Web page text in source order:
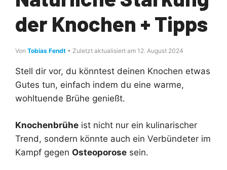
der Knochen + Tipps
Von Tobias Fendt • Zuletzt aktualisiert am 12. August 2024
Stell dir vor, du könntest deinen Knochen etwas
Gutes tun, einfach indem du eine warme,
wohltuende Brühe genießt.
Knochenbrühe ist nicht nur ein kulinarischer
Trend, sondern könnte auch ein Verbündeter im
Kampf gegen Osteoporose sein.